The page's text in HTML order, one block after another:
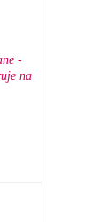
-
na